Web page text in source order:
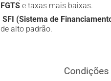
FGTS e taxas mais baixas.
SFI (Sistema de
de alto padrão.